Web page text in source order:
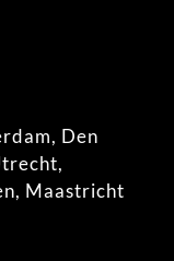
, Den
,
, Maastricht